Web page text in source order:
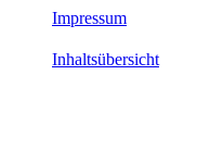
Impressum
Inhaltsübersicht